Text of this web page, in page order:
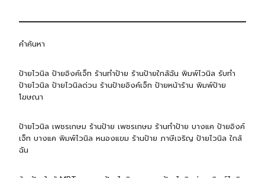
คำค้นหา
ป้ายไวนิล ป้ายอิงค์เจ็ท ร้านทำป้าย ร้านป้ายใกล้ฉัน พิมพ์ไวนิล รับทำ
ป้ายไวนิล ป้ายไวนิลด่วน ร้านป้ายอิงค์เจ็ท ป้ายหน้าร้าน พิมพ์ป้าย
โฆษณา
ป้ายไวนิล เพชรเกษม ร้านป้าย เพชรเกษม ร้านทำป้าย บางแค ป้ายอิงค์
เจ็ท บางแค พิมพ์ไวนิล หนองแขม ร้านป้าย ภาษีเจริญ ป้ายไวนิล ใกล้
ฉัน